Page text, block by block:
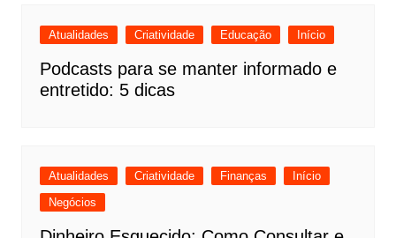
Atualidades Criatividade Educação Início
Podcasts para se manter informado e
entretido: 5 dicas
Atualidades Criatividade Finanças
Início
Negócios